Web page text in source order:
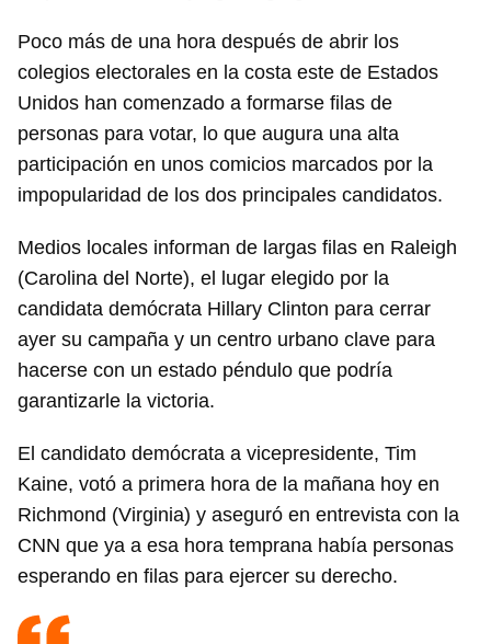
Poco más de una hora después de abrir los
colegios electorales en la costa este de Estados
Unidos han comenzado a formarse filas de
personas para votar, lo que augura una alta
participación en unos comicios marcados por la
impopularidad de los dos principales candidatos.
Medios locales informan de largas filas en Raleigh
(Carolina del Norte), el lugar elegido por la
candidata demócrata Hillary Clinton para cerrar
ayer su campaña y un centro urbano clave para
hacerse con un estado péndulo que podría
garantizarle la victoria.
El candidato demócrata a vicepresidente, Tim
Kaine, votó a primera hora de la mañana hoy en
Richmond (Virginia) y aseguró en entrevista con la
CNN que ya a esa hora temprana había personas
esperando en filas para ejercer su derecho.